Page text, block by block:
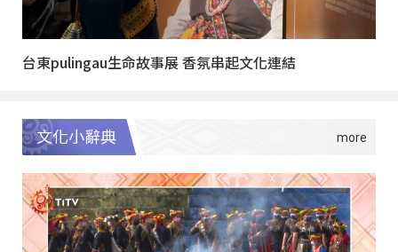
台東pulingau生命故事展 香氛串起文化連結
文化小辭典